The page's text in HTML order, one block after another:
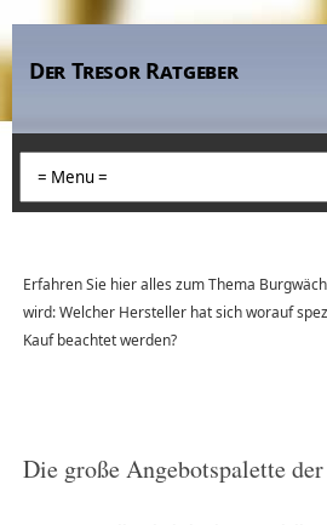
Der Tresor Ratgeber
Erfahren Sie hier alles zum Thema
wird: Welcher Hersteller hat sich worauf
Kauf beachtet werden?
Die große Angebotspalette